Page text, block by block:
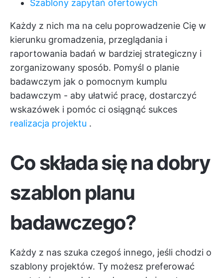
Szablony zapytań ofertowych
Każdy z nich ma na celu poprowadzenie Cię w
kierunku gromadzenia, przeglądania i
raportowania badań w bardziej strategiczny i
zorganizowany sposób. Pomyśl o planie
badawczym jak o pomocnym kumplu
badawczym - aby ułatwić pracę, dostarczyć
wskazówek i pomóc ci osiągnąć sukces
realizacja projektu .
Co składa się na dobry
szablon planu
badawczego?
Każdy z nas szuka czegoś innego, jeśli chodzi o
szablony projektów. Ty możesz preferować